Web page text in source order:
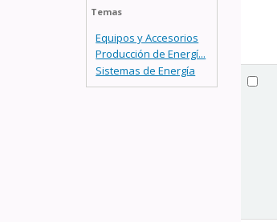
Temas
Equipos y Accesorios
Producción de Energí...
Sistemas de Energía